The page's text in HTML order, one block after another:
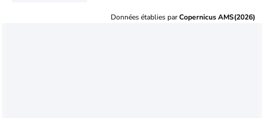
Données établies parCopernicus AMS(2026)